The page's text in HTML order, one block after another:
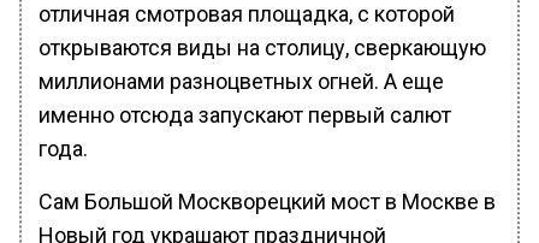
отличная смотровая площадка, с которой
открываются виды на столицу, сверкающую
миллионами разноцветных огней. А еще
именно отсюда запускают первый салют
года.
Сам Большой Москворецкий мост в Москве в
Новый год украшают праздничной